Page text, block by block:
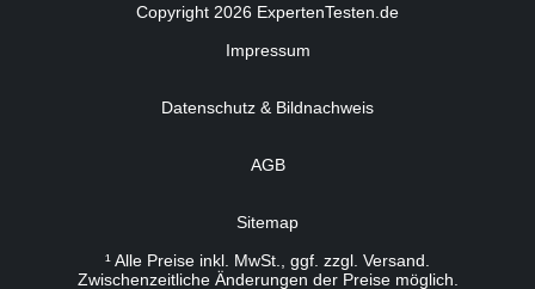
Copyright 2026 ExpertenTesten.de
Impressum
Datenschutz & Bildnachweis
AGB
Sitemap
¹ Alle Preise inkl. MwSt., ggf. zzgl. Versand.
Zwischenzeitliche Änderungen der Preise möglich.